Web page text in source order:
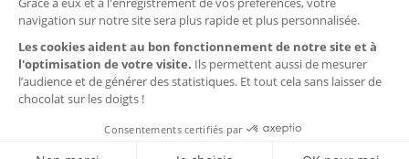
€ Euro
$ Dollar US
$ Dollar Canadien
₣ Franc Suisse
£ Livre sterling